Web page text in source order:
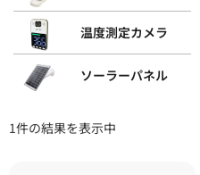
温度測定カメラ
ソーラーパネル
1件の結果を表示中